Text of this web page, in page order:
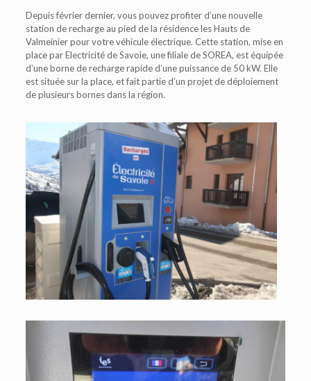
Depuis février dernier, vous pouvez profiter d’une nouvelle
station de recharge au pied de la résidence les Hauts de
Valmeinier pour votre véhicule électrique. Cette station, mise en
place par Electricité de Savoie, une filiale de SOREA, est équipée
d’une borne de recharge rapide d’une puissance de 50 kW. Elle
est située sur la place, et fait partie d’un projet de déploiement
de plusieurs bornes dans la région.